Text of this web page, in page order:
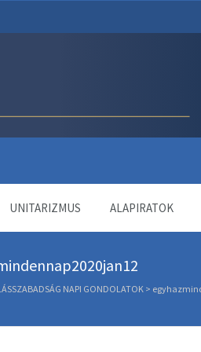
UNITARIZMUS ALAPIRATOK
NAPI GONDOLATOK >